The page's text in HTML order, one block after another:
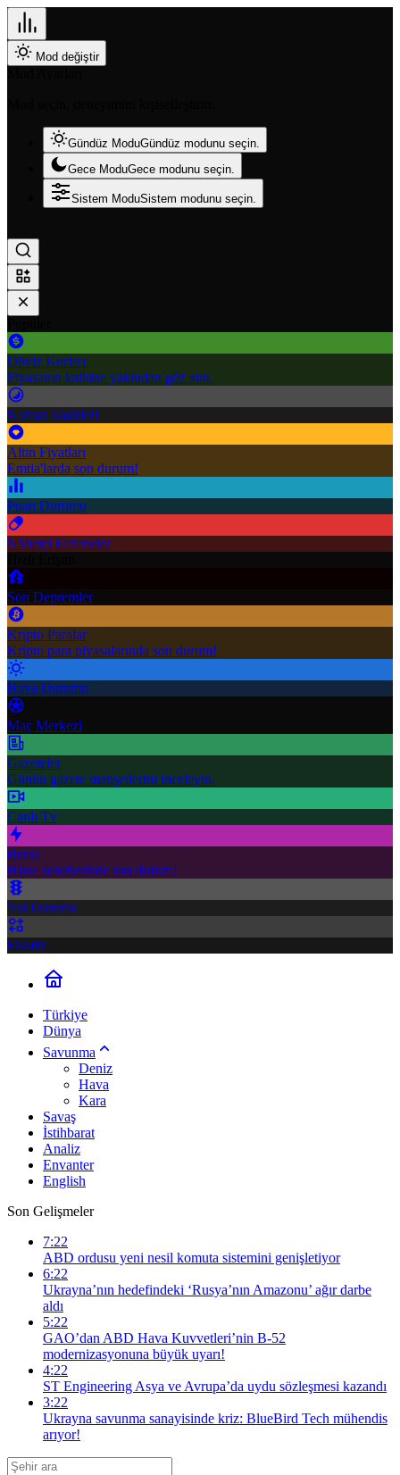
Mod değiştir
Gündüz ModuGündüz modunu seçin.
Gece ModuGece modunu seçin.
Sistem ModuSistem modunu seçin.
Döviz Kurları
Piyasanın kalbine yakından göz atın.
Namaz Vakitleri
Altın Fiyatları
Emtia'larda son durum!
Puan Durumu
Nöbetçi Eczaneler
Son Depremler
Kripto Paralar
Kripto para piyasalarında son durum!
Hava Durumu
Maç Merkezi
Gazeteler
Günün gazete manşetlerini inceleyin.
Canlı Tv
Borsa
Hisse senetlerinde son durum!
Yol Durumu
Fikstür
Türkiye
Dünya
Savunma
Deniz
Hava
Kara
Savaş
İstihbarat
Analiz
Envanter
English
Son Gelişmeler
7:22
ABD ordusu yeni nesil komuta sistemini genişletiyor
6:22
Ukrayna’nın hedefindeki ‘Rusya’nın Amazonu’ ağır darbe
aldı
5:22
GAO’dan ABD Hava Kuvvetleri’nin B-52
modernizasyonuna büyük uyarı!
4:22
ST Engineering Asya ve Avrupa’da uydu sözleşmesi kazandı
3:22
Ukrayna savunma sanayisinde kriz: BlueBird Tech mühendis
arıyor!